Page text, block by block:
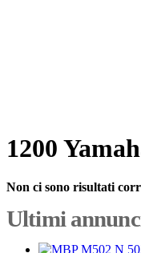
1200
Non ci sono risultati
Ultimi